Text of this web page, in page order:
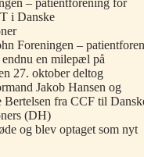
– patientforening for
i Danske
Foreningen –
en milepæl på
27. oktober deltog
Jakob Hansen og
fra CCF til
(DH)
og blev optaget som nyt